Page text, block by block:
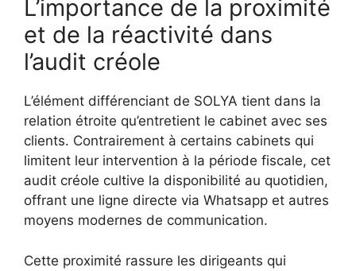
L’importance de la proximité
et de la réactivité dans
l’audit créole
L’élément différenciant de SOLYA tient dans la
relation étroite qu’entretient le cabinet avec ses
clients. Contrairement à certains cabinets qui
limitent leur intervention à la période fiscale, cet
audit créole cultive la disponibilité au quotidien,
offrant une ligne directe via Whatsapp et autres
moyens modernes de communication.
Cette proximité rassure les dirigeants qui